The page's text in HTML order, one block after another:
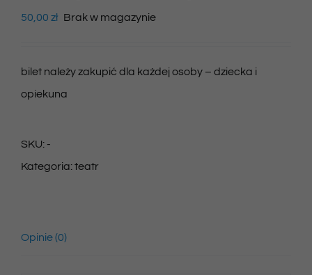
50,00 zł Brak w magazynie
bilet należy zakupić dla każdej osoby – dziecka i
opiekuna
SKU: -
Kategoria:teatr
Opinie (0)